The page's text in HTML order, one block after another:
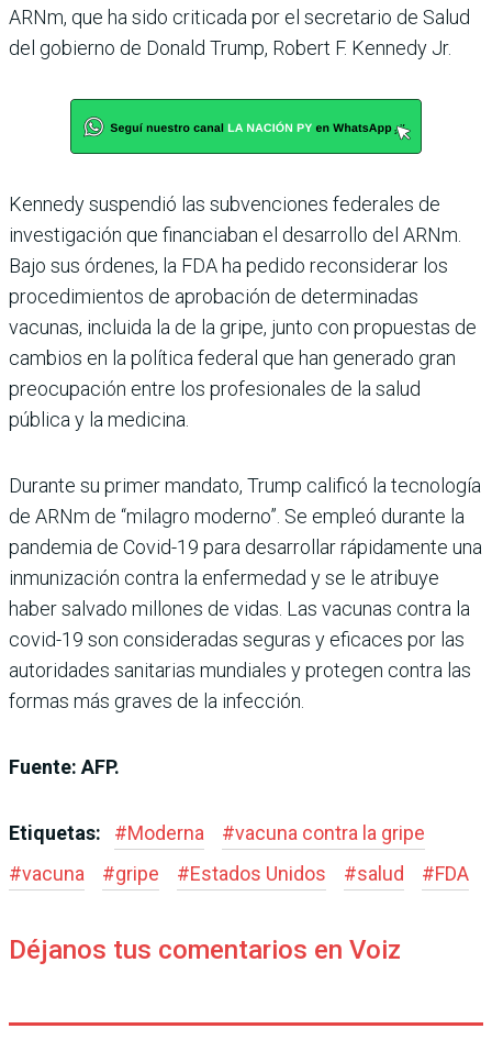
ARNm, que ha sido criticada por el secretario de Salud
del gobierno de Donald Trump, Robert F. Kennedy Jr.
Kennedy suspendió las subvenciones federales de
investigación que financiaban el desarrollo del ARNm.
Bajo sus órdenes, la FDA ha pedido reconsiderar los
procedimientos de aprobación de determinadas
vacunas, incluida la de la gripe, junto con propuestas de
cambios en la política federal que han generado gran
preocupación entre los profesionales de la salud
pública y la medicina.
Durante su primer mandato, Trump calificó la tecnología
de ARNm de “milagro moderno”. Se empleó durante la
pandemia de Covid-19 para desarrollar rápidamente una
inmunización contra la enfermedad y se le atribuye
haber salvado millones de vidas. Las vacunas contra la
covid-19 son consideradas seguras y eficaces por las
autoridades sanitarias mundiales y protegen contra las
formas más graves de la infección.
Fuente: AFP.
Etiquetas: #Moderna #vacuna contra la gripe
#vacuna #gripe #Estados Unidos #salud #FDA
Déjanos tus comentarios en Voiz